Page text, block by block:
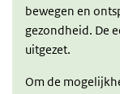
bewegen en
gezondheid. De
uitgezet.
Om de